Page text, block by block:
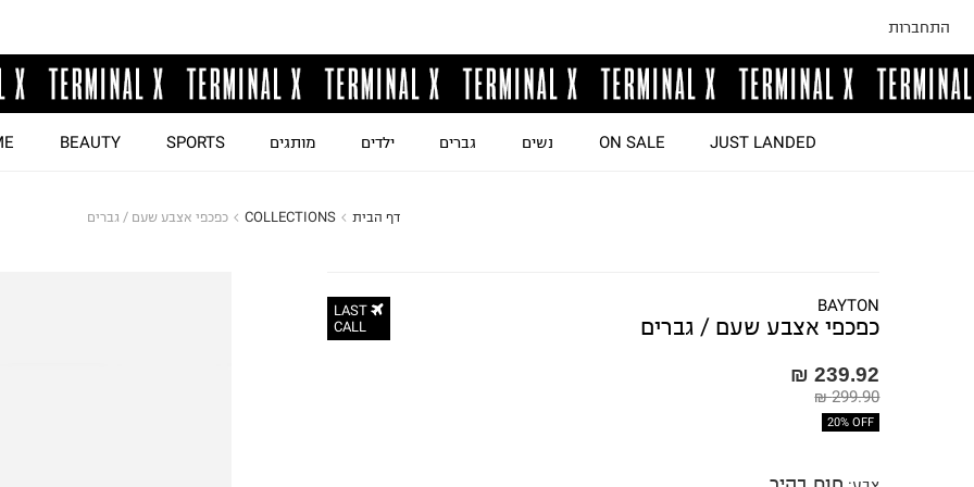
התחברות
JUST LANDED
ON SALE נשים גברים ילדים מותגים SPORTS
BEAUTY
דף הבית COLLECTIONS כפכפי אצבע שעם / גברים
BAYTON
כפכפי אצבע שעם / גברים
LAST
CALL
239.92 ₪
299.90 ₪
20% OFF